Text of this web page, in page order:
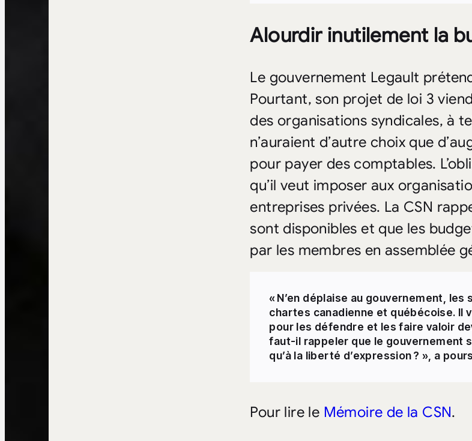
Alourdir inutilement la
Le gouvernement Legault
Pourtant, son projet de loi 3
des organisations syndicales, à
n’auraient d’autre choix que
pour payer des comptables.
qu’il veut imposer aux
entreprises privées. La CSN
sont disponibles et que les
par les membres en assemblée
« N’en déplaise au gouvernement,
chartes canadienne et québécoise. Il
pour les défendre et les faire valoir
faut-il rappeler que le gouvernement
qu’à la liberté d’expression ? », a
Pour lire le Mémoire de la CSN.